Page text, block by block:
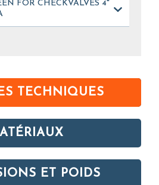
FOR CHECKVALVES 4"
TECHNIQUES
ET POIDS